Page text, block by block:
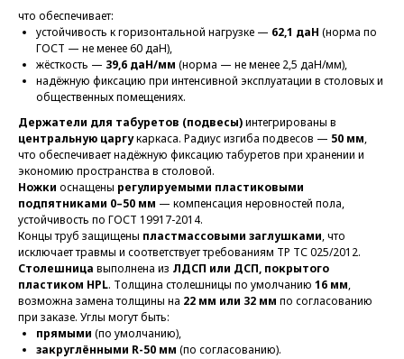
что обеспечивает:
устойчивость к горизонтальной нагрузке — 62,1 даН (норма по
ГОСТ — не менее 60 даН),
жёсткость — 39,6 даН/мм (норма — не менее 2,5 даН/мм),
надёжную фиксацию при интенсивной эксплуатации в столовых и
общественных помещениях.
Держатели для табуретов (подвесы)интегрированы в
центральную царгукаркаса. Радиус изгиба подвесов — 50 мм,
что обеспечивает надёжную фиксацию табуретов при хранении и
экономию пространства в столовой.
Ножки оснащены регулируемыми пластиковыми
подпятниками 0–50 мм — компенсация неровностей пола,
устойчивость по ГОСТ 19917-2014.
Концы труб защищены пластмассовыми заглушками, что
исключает травмы и соответствует требованиям ТР ТС 025/2012.
Столешница выполнена из ЛДСП или ДСП, покрытого
пластиком HPL. Толщина столешницы по умолчанию 16 мм,
возможна замена толщины на 22 мм или 32 мм по согласованию
при заказе. Углы могут быть:
прямыми (по умолчанию),
закруглёнными R-50 мм (по согласованию).